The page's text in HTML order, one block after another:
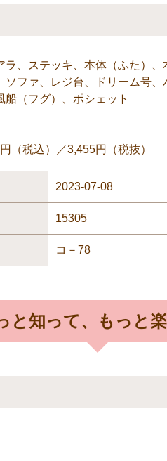
ラ、ステッキ、本体（ふた）
ソファ、レジ台、ドリーム号
（フグ）、ポシェット
（税込）／3,455円（税抜）
2023-07-08
15305
コ－78
と知って、もっと